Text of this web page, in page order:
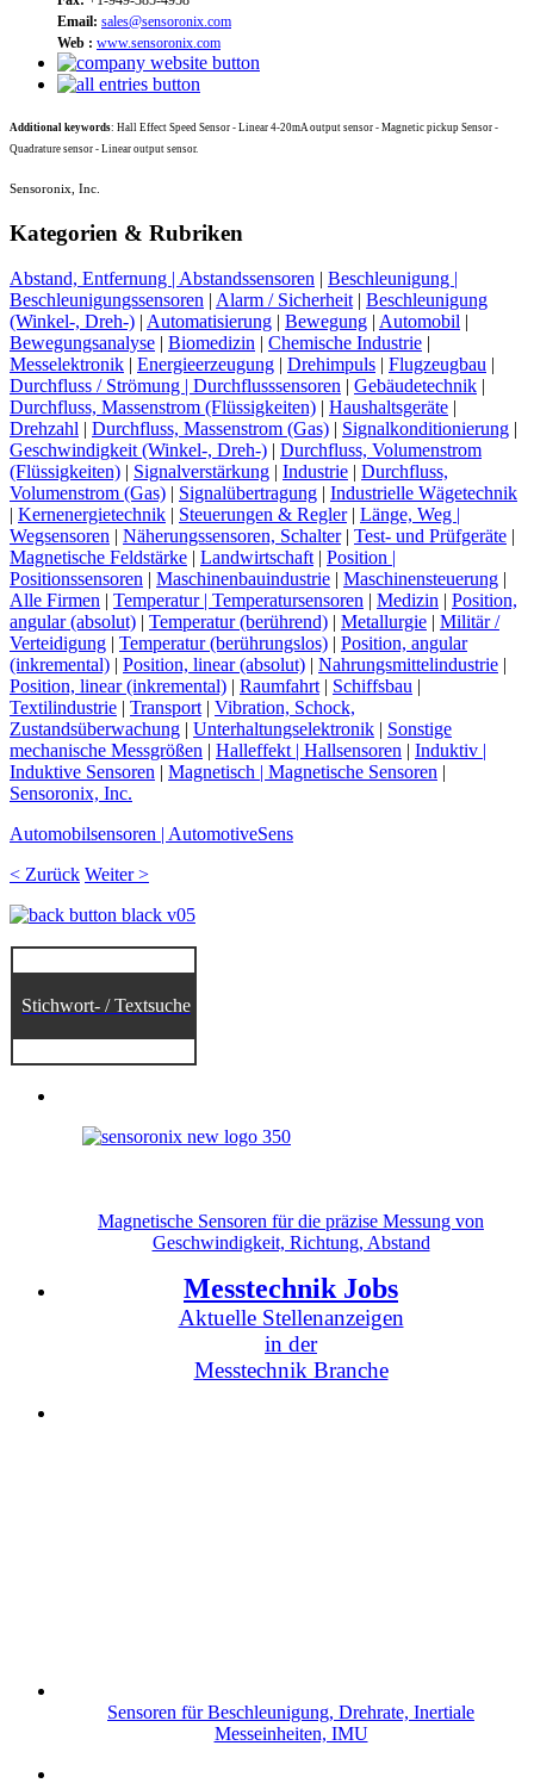
Email: sales@sensoronix.com
Web : www.sensoronix.com
Additional keywords: Hall Effect Speed Sensor - Linear 4-20mA output sensor - Magnetic pickup Sensor -
Quadrature sensor - Linear output sensor.
Sensoronix, Inc.
Kategorien & Rubriken
Abstand, Entfernung | Abstandssensoren | Beschleunigung |
Beschleunigungssensoren | Alarm / Sicherheit | Beschleunigung
(Winkel-, Dreh-) | Automatisierung | Bewegung | Automobil |
Bewegungsanalyse | Biomedizin | Chemische Industrie |
Messelektronik | Energieerzeugung | Drehimpuls | Flugzeugbau |
Durchfluss / Strömung | Durchflusssensoren | Gebäudetechnik |
Durchfluss, Massenstrom (Flüssigkeiten) | Haushaltsgeräte |
Drehzahl | Durchfluss, Massenstrom (Gas) | Signalkonditionierung |
Geschwindigkeit (Winkel-, Dreh-) | Durchfluss, Volumenstrom
(Flüssigkeiten) | Signalverstärkung | Industrie | Durchfluss,
Volumenstrom (Gas) | Signalübertragung | Industrielle Wägetechnik
| Kernenergietechnik | Steuerungen & Regler| Länge, Weg |
Wegsensoren | Näherungssensoren, Schalter| Test- und Prüfgeräte |
Magnetische Feldstärke | Landwirtschaft | Position |
Positionssensoren | Maschinenbauindustrie | Maschinensteuerung |
Alle Firmen | Temperatur | Temperatursensoren | Medizin | Position,
angular (absolut) | Temperatur (berührend) | Metallurgie | Militär /
Verteidigung | Temperatur (berührungslos) | Position, angular
(inkremental) | Position, linear (absolut) | Nahrungsmittelindustrie |
Position, linear (inkremental) | Raumfahrt | Schiffsbau |
Textilindustrie | Transport | Vibration, Schock,
Zustandsüberwachung | Unterhaltungselektronik | Sonstige
mechanische Messgrößen | Halleffekt | Hallsensoren | Induktiv |
Induktive Sensoren | Magnetisch | Magnetische Sensoren |
Sensoronix, Inc.
Automobilsensoren | AutomotiveSens
< Zurück Weiter >
Stichwort- / Textsuche
Magnetische Sensoren für die präzise Messung von
Geschwindigkeit, Richtung, Abstand
Messtechnik Jobs
Aktuelle Stellenanzeigen
in der
Messtechnik Branche
Sensoren für Beschleunigung, Drehrate, Inertiale
Messeinheiten, IMU